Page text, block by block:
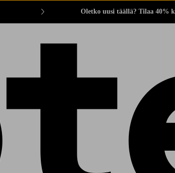
Oletko uusi täällä? Tilaa 40%